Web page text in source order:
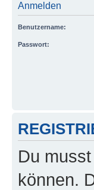
Anmelden
Benutzername:
Passwort:
Du
können.